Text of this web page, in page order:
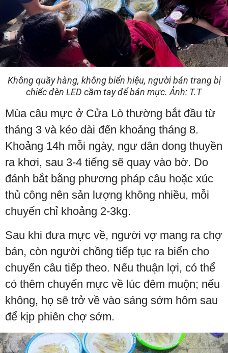
Không quầy hàng, không biển hiệu, người bán trang bị
chiếc đèn LED cầm tay để bán mực. Ảnh: T.T
Mùa câu mực ở Cửa Lò thường bắt đầu từ
tháng 3 và kéo dài đến khoảng tháng 8.
Khoảng 14h mỗi ngày, ngư dân dong thuyền
ra khơi, sau 3-4 tiếng sẽ quay vào bờ. Do
đánh bắt bằng phương pháp câu hoặc xúc
thủ công nên sản lượng không nhiều, mỗi
chuyến chỉ khoảng 2-3kg.
Sau khi đưa mực về, người vợ mang ra chợ
bán, còn người chồng tiếp tục ra biển cho
chuyến câu tiếp theo. Nếu thuận lợi, có thể
có thêm chuyến mực về lúc đêm muộn; nếu
không, họ sẽ trở về vào sáng sớm hôm sau
để kịp phiên chợ sớm.